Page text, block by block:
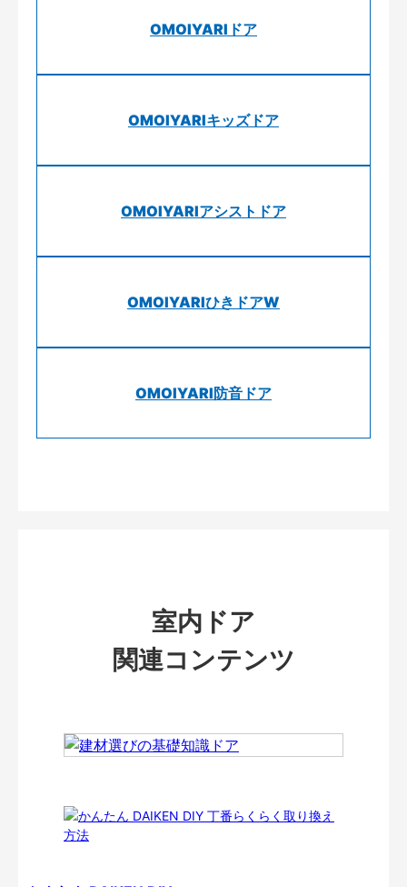
OMOIYARIドア
OMOIYARIキッズドア
OMOIYARIアシストドア
OMOIYARIひきドアW
OMOIYARI防音ドア
室内ドア
関連コンテンツ